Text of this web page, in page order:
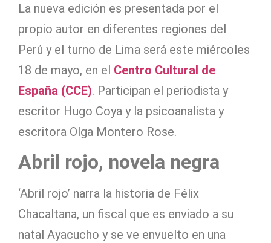
La nueva edición es presentada por el
propio autor en diferentes regiones del
Perú y el turno de Lima será este miércoles
18 de mayo, en el Centro Cultural de
España (CCE). Participan el periodista y
escritor Hugo Coya y la psicoanalista y
escritora Olga Montero Rose.
Abril rojo, novela negra
‘Abril rojo’ narra la historia de Félix
Chacaltana, un fiscal que es enviado a su
natal Ayacucho y se ve envuelto en una